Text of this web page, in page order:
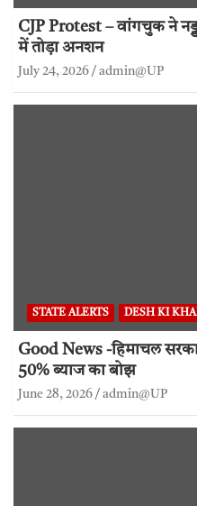
CJP Protest – वांगचुक ने
में तोड़ा अनशन
July 24, 2026 admin@UP
STATE ALERTS DESH KI
Good News -हिमाचल
50% ब्याज का बोझ
June 28, 2026 admin@UP